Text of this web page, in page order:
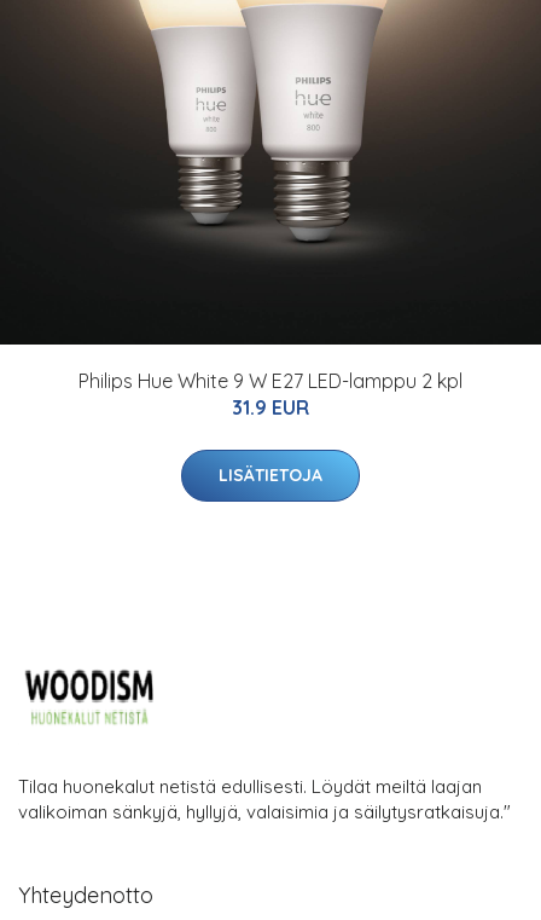
Philips Hue White 9 W E27 LED-lamppu 2 kpl
31.9 EUR
LISÄTIETOJA
Tilaa huonekalut netistä edullisesti. Löydät meiltä laajan
valikoiman sänkyjä, hyllyjä, valaisimia ja säilytysratkaisuja."
Yhteydenotto